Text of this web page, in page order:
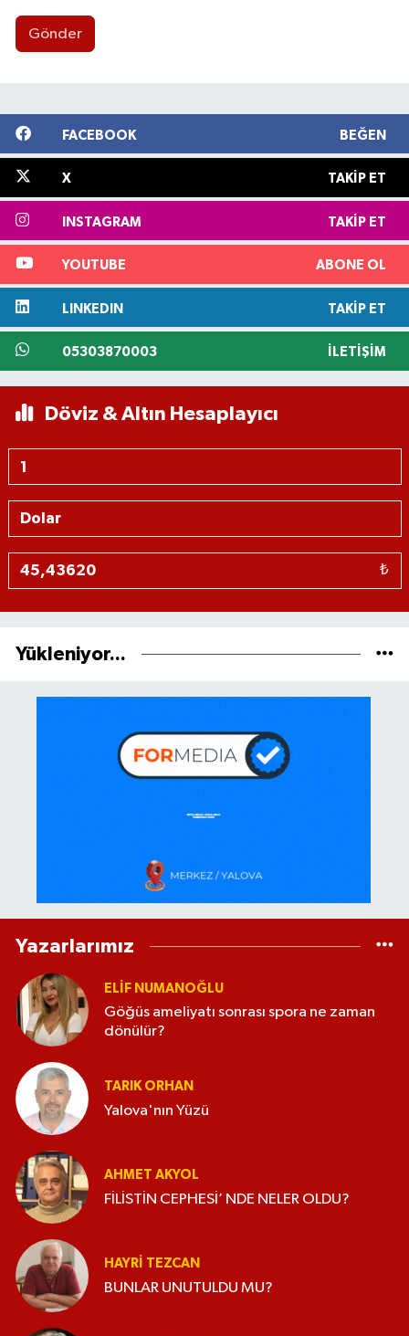
Gönder
FACEBOOK BEĞEN
X TAKIP ET
INSTAGRAM TAKIP ET
YOUTUBE ABONE OL
LINKEDIN TAKIP ET
05303870003 İLETIŞIM
Döviz & Altın Hesaplayıcı
₺
Yükleniyor...
Yazarlarımız
ELİF NUMANOĞLU
Göğüs ameliyatı sonrası spora ne zaman
dönülür?
TARIK ORHAN
Yalova'nın Yüzü
AHMET AKYOL
FİLİSTİN CEPHESİ’ NDE NELER OLDU?
HAYRI TEZCAN
BUNLAR UNUTULDU MU?